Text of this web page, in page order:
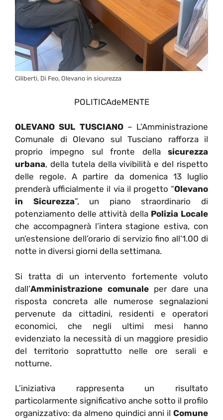
Ciliberti, Di Feo, Olevano in sicurezza
POLITICAdeMENTE
OLEVANO SUL TUSCIANO– L’Amministrazione
Comunale di Olevano sul Tusciano rafforza il
proprio impegno sul fronte della sicurezza
urbana, della tutela della vivibilità e del rispetto
delle regole. A partire da domenica 13 luglio
prenderà ufficialmente il via il progetto “Olevano
in Sicurezza”, un piano straordinario di
potenziamento delle attività della Polizia Locale
che accompagnerà l’intera stagione estiva, con
un’estensione dell’orario di servizio fino all’1.00 di
notte in diversi giorni della settimana.
Si tratta di un intervento fortemente voluto
dall’Amministrazione comunaleper dare una
risposta concreta alle numerose segnalazioni
pervenute da cittadini, residenti e operatori
economici, che negli ultimi mesi hanno
evidenziato la necessità di un maggiore presidio
del territorio soprattutto nelle ore serali e
notturne.
L’iniziativa rappresenta un risultato
particolarmente significativo anche sotto il profilo
organizzativo: da almeno quindici anni il Comune